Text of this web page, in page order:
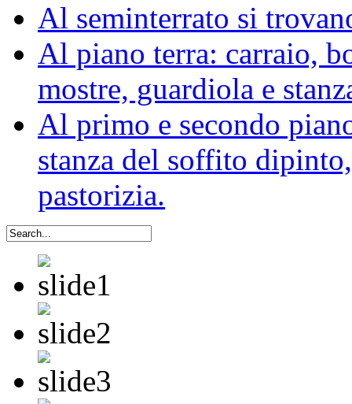
Al seminterrato si
Al piano terra: carraio,
mostre, guardiola e
Al primo e secondo
stanza del soffito
pastorizia.